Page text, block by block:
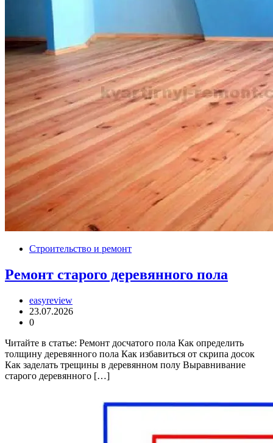
Строительство и ремонт
Ремонт старого деревянного пола
easyreview
23.07.2026
0
Читайте в статье: Ремонт досчатого пола Как определить
толщину деревянного пола Как избавиться от скрипа досок
Как заделать трещины в деревянном полу Выравнивание
старого деревянного […]